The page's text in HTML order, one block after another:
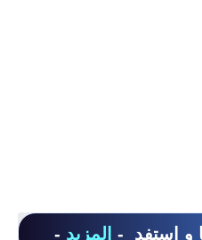
و استفد - المزيد -